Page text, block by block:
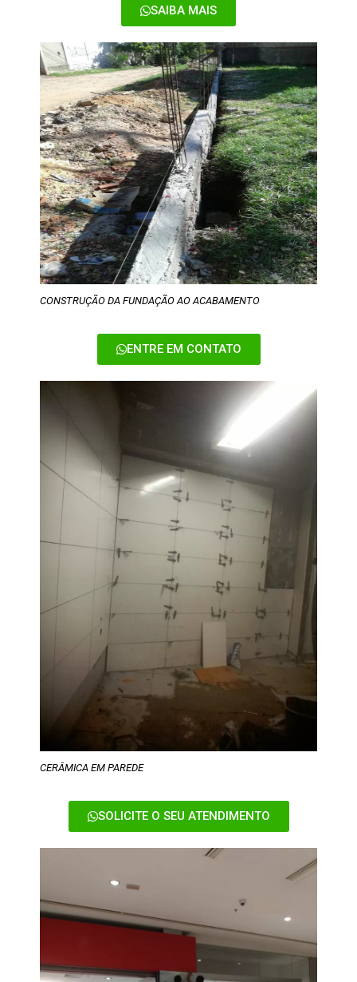
SAIBA MAIS
CONSTRUÇÃO DA FUNDAÇÃO AO ACABAMENTO
ENTRE EM CONTATO
CERÂMICA EM PAREDE
SOLICITE O SEU ATENDIMENTO